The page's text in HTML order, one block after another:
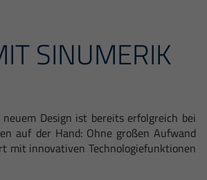
SINUMERIK
Design ist bereits erfolgreich bei
auf der Hand: Ohne großen Aufwand
mit innovativen Technologiefunktionen